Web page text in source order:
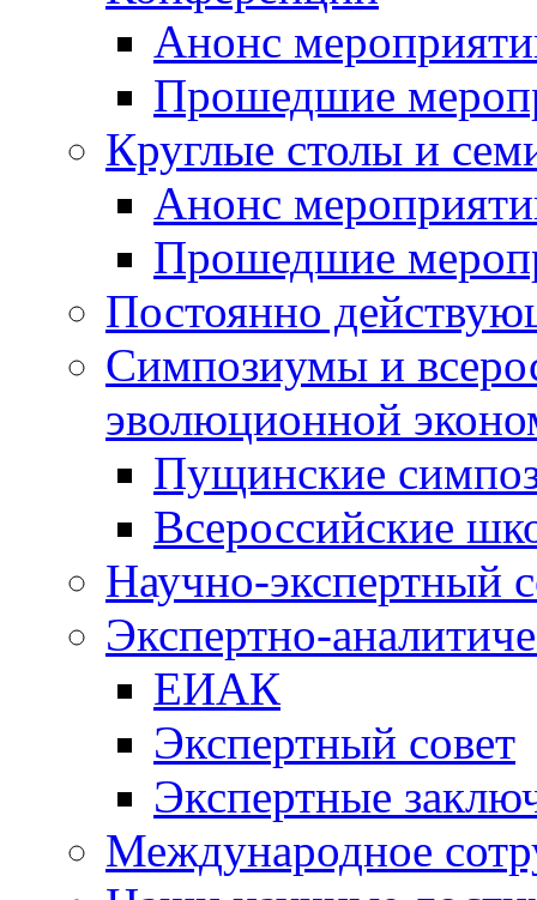
Анонс
Прошедшие
Круглые столы и
Анонс
Прошедшие
Постоянно
Симпозиумы и
эволюционной
Пущинские
Всероссийские
Научно-экспертный
Экспертно-
ЕИАК
Экспертный совет
Экспертные
Международное